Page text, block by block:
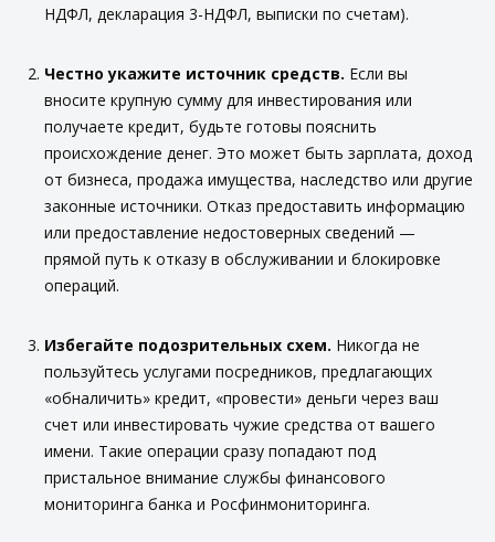
НДФЛ, декларация 3-НДФЛ, выписки по счетам).
Честно укажите источник средств. Если вы
вносите крупную сумму для инвестирования или
получаете кредит, будьте готовы пояснить
происхождение денег. Это может быть зарплата, доход
от бизнеса, продажа имущества, наследство или другие
законные источники. Отказ предоставить информацию
или предоставление недостоверных сведений —
прямой путь к отказу в обслуживании и блокировке
операций.
Избегайте подозрительных схем. Никогда не
пользуйтесь услугами посредников, предлагающих
«обналичить» кредит, «провести» деньги через ваш
счет или инвестировать чужие средства от вашего
имени. Такие операции сразу попадают под
пристальное внимание службы финансового
мониторинга банка и Росфинмониторинга.